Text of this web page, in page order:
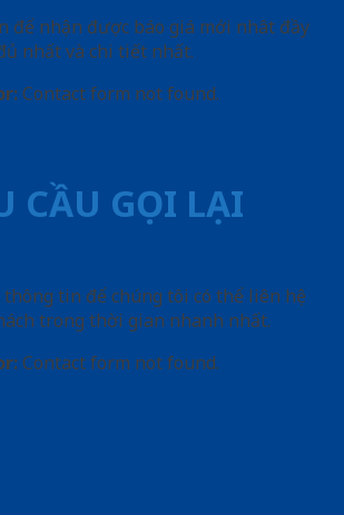
để nhận được báo giá mới nhât đầy
nhất và chi tiết nhất.
Contact form not found.
CẦU GỌI LẠI
tin để chúng tôi có thể liên hệ
trong thời gian nhanh nhất.
Contact form not found.